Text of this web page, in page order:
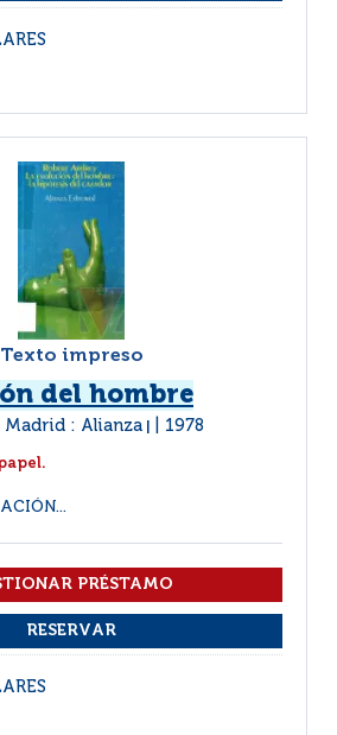
Texto impreso
del hombre
Madrid : Alianza 1978